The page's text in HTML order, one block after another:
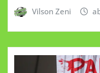
Vilson Zeni